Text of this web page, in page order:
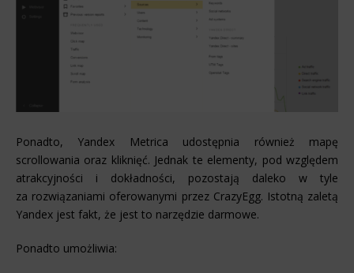
Ponadto, Yandex Metrica udostępnia również mapę
scrollowania oraz kliknięć. Jednak te elementy, pod względem
atrakcyjności i dokładności, pozostają daleko w tyle
za rozwiązaniami oferowanymi przez CrazyEgg. Istotną zaletą
Yandex jest fakt, że jest to narzędzie darmowe.
Ponadto umożliwia: